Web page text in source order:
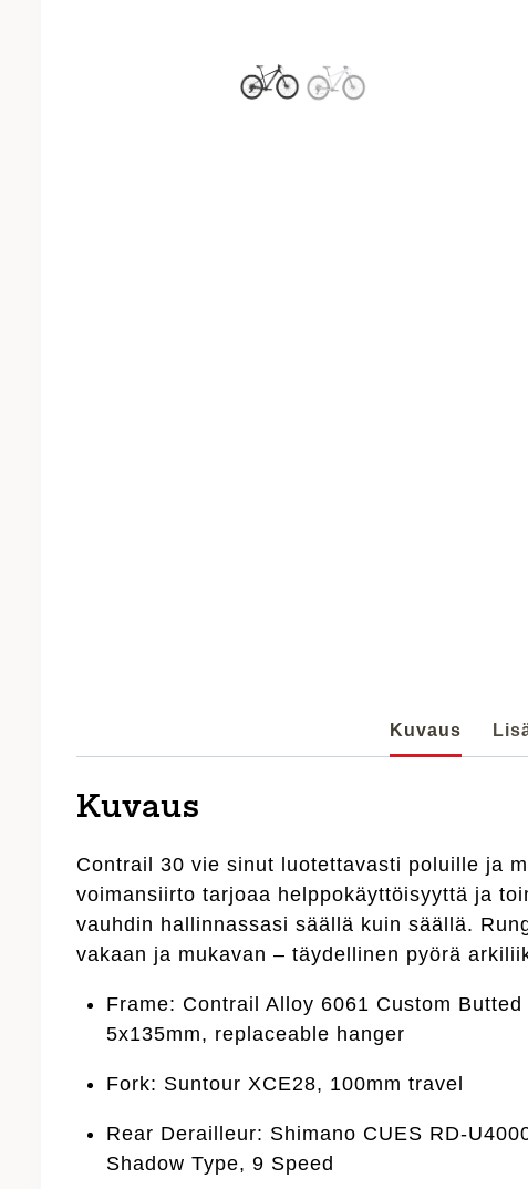
Kuvaus
Kuvaus
Contrail 30 vie sinut luotettavasti poluille ja
voimansiirto tarjoaa helppokäyttöisyyttä ja
vauhdin hallinnassasi säällä kuin säällä.
vakaan ja mukavan – täydellinen pyörä
Frame: Contrail Alloy 6061 Custom
5x135mm, replaceable hanger
Fork: Suntour XCE28, 100mm travel
Rear Derailleur: Shimano CUES RD-
Shadow Type, 9 Speed